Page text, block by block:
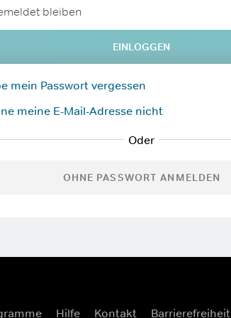
bleiben
EINLOGGEN
mein Passwort vergessen
meine E-Mail-Adresse nicht
OHNE PASSWORT ANMELDEN
Hilfe Kontakt Barrierefreiheit